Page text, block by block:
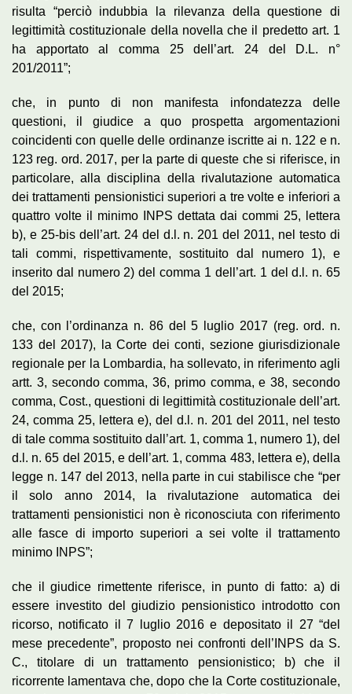
risulta “perciò indubbia la rilevanza della questione di
legittimità costituzionale della novella che il predetto art. 1
ha apportato al comma 25 dell’art. 24 del D.L. n°
201/2011”;
che, in punto di non manifesta infondatezza delle
questioni, il giudice a quo prospetta argomentazioni
coincidenti con quelle delle ordinanze iscritte ai n. 122 e n.
123 reg. ord. 2017, per la parte di queste che si riferisce, in
particolare, alla disciplina della rivalutazione automatica
dei trattamenti pensionistici superiori a tre volte e inferiori a
quattro volte il minimo INPS dettata dai commi 25, lettera
b), e 25-bis dell’art. 24 del d.l. n. 201 del 2011, nel testo di
tali commi, rispettivamente, sostituito dal numero 1), e
inserito dal numero 2) del comma 1 dell’art. 1 del d.l. n. 65
del 2015;
che, con l’ordinanza n. 86 del 5 luglio 2017 (reg. ord. n.
133 del 2017), la Corte dei conti, sezione giurisdizionale
regionale per la Lombardia, ha sollevato, in riferimento agli
artt. 3, secondo comma, 36, primo comma, e 38, secondo
comma, Cost., questioni di legittimità costituzionale dell’art.
24, comma 25, lettera e), del d.l. n. 201 del 2011, nel testo
di tale comma sostituito dall’art. 1, comma 1, numero 1), del
d.l. n. 65 del 2015, e dell’art. 1, comma 483, lettera e), della
legge n. 147 del 2013, nella parte in cui stabilisce che “per
il solo anno 2014, la rivalutazione automatica dei
trattamenti pensionistici non è riconosciuta con riferimento
alle fasce di importo superiori a sei volte il trattamento
minimo INPS”;
che il giudice rimettente riferisce, in punto di fatto: a) di
essere investito del giudizio pensionistico introdotto con
ricorso, notificato il 7 luglio 2016 e depositato il 27 “del
mese precedente”, proposto nei confronti dell’INPS da S.
C., titolare di un trattamento pensionistico; b) che il
ricorrente lamentava che, dopo che la Corte costituzionale,